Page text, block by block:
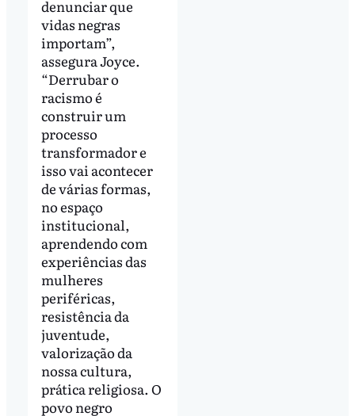
denunciar que
vidas negras
importam”,
assegura Joyce.
“Derrubar o
racismo é
construir um
processo
transformador e
isso vai acontecer
de várias formas,
no espaço
institucional,
aprendendo com
experiências das
mulheres
periféricas,
resistência da
juventude,
valorização da
nossa cultura,
prática religiosa. O
povo negro